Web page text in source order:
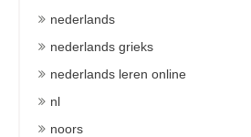
nederlands
nederlands grieks
nederlands leren online
nl
noors